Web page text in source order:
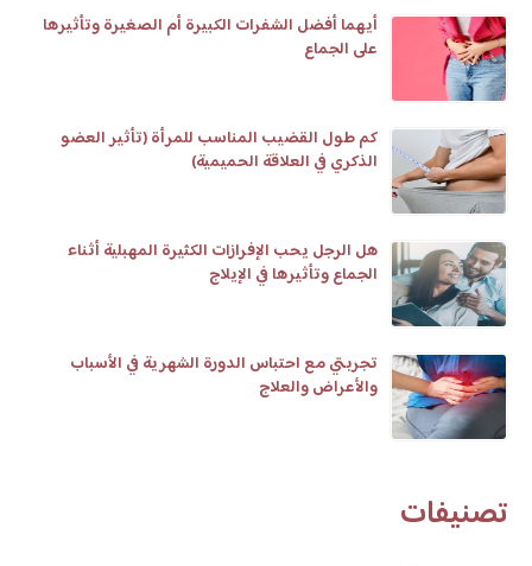
أيهما أفضل الشفرات الكبيرة أم الصغيرة وتأثيرها
على الجماع
كم طول القضيب المناسب للمرأة (تأثير العضو
الذكري في العلاقة الحميمية)
هل الرجل يحب الإفرازات الكثيرة المهبلية أثناء
الجماع وتأثيرها في الإيلاج
تجربتي مع احتباس الدورة الشهرية في الأسباب
والأعراض والعلاج
تصنيفات